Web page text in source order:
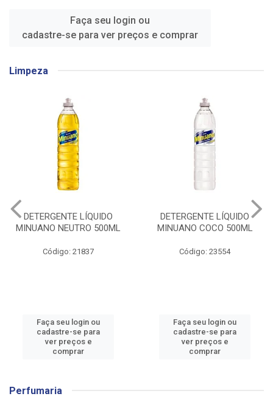
Faça seu login ou
cadastre-se para ver preços e comprar
Limpeza
DETERGENTE LÍQUIDO
MINUANO NEUTRO 500ML
Código: 21837
Faça seu login ou
cadastre-se para
ver preços e
comprar
DETERGENTE LÍQUIDO
MINUANO COCO 500ML
Código: 23554
Faça seu login ou
cadastre-se para
ver preços e
comprar
Perfumaria